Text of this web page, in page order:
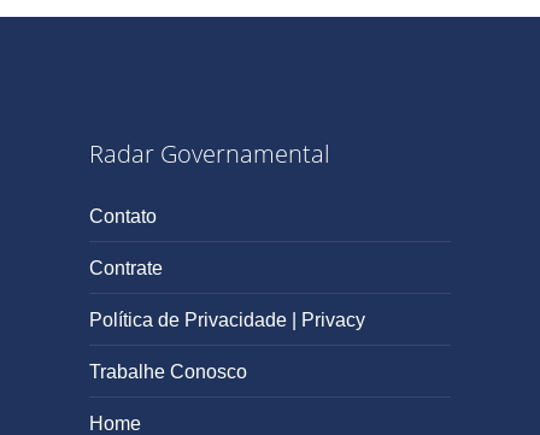
Radar Governamental
Contato
Contrate
Política de Privacidade | Privacy
Trabalhe Conosco
Home